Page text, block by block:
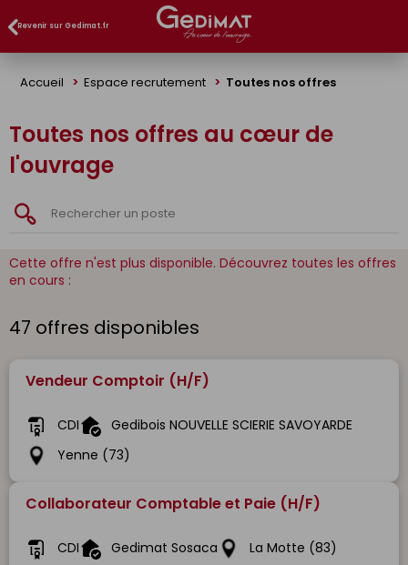
Panneau de gestion des cookies
Revenir sur Gedimat.fr
Accueil Espace recrutement Toutes nos offres
Toutes nos offres au cœur de
l'ouvrage
Cette offre n'est plus disponible. Découvrez toutes les offres
en cours :
47 offres disponibles
Vendeur Comptoir (H/F)
CDI
Gedibois NOUVELLE SCIERIE SAVOYARDE
Yenne (73)
Collaborateur Comptable et Paie (H/F)
CDI Gedimat Sosaca La Motte (83)